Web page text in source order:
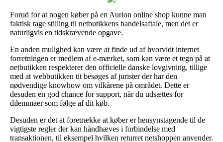
Forud for at nogen køber på en Aurion online shop kunne man
faktisk tage stilling til netbutikkens handelsaftale, men det er
naturligvis en tidskrævende opgave.
En anden mulighed kan være at finde ud af hvorvidt internet
forretningen er medlem af e-mærket, som kan være et tegn på at
netbutikken respekterer den officielle danske lovgivning, tillige
med at webbutikken tit besøges af jurister der har den
nødvendige knowhow om vilkårene på området. Dette er
desuden en god chance for support, når du udsættes for
dilemmaer som følge af dit køb.
Desuden er det at foretrække at køber er hensynstagende til de
vigtigste regler der kan håndhæves i forbindelse med
transaktionen, til eksempel hvilken returret netshoppen anvender.